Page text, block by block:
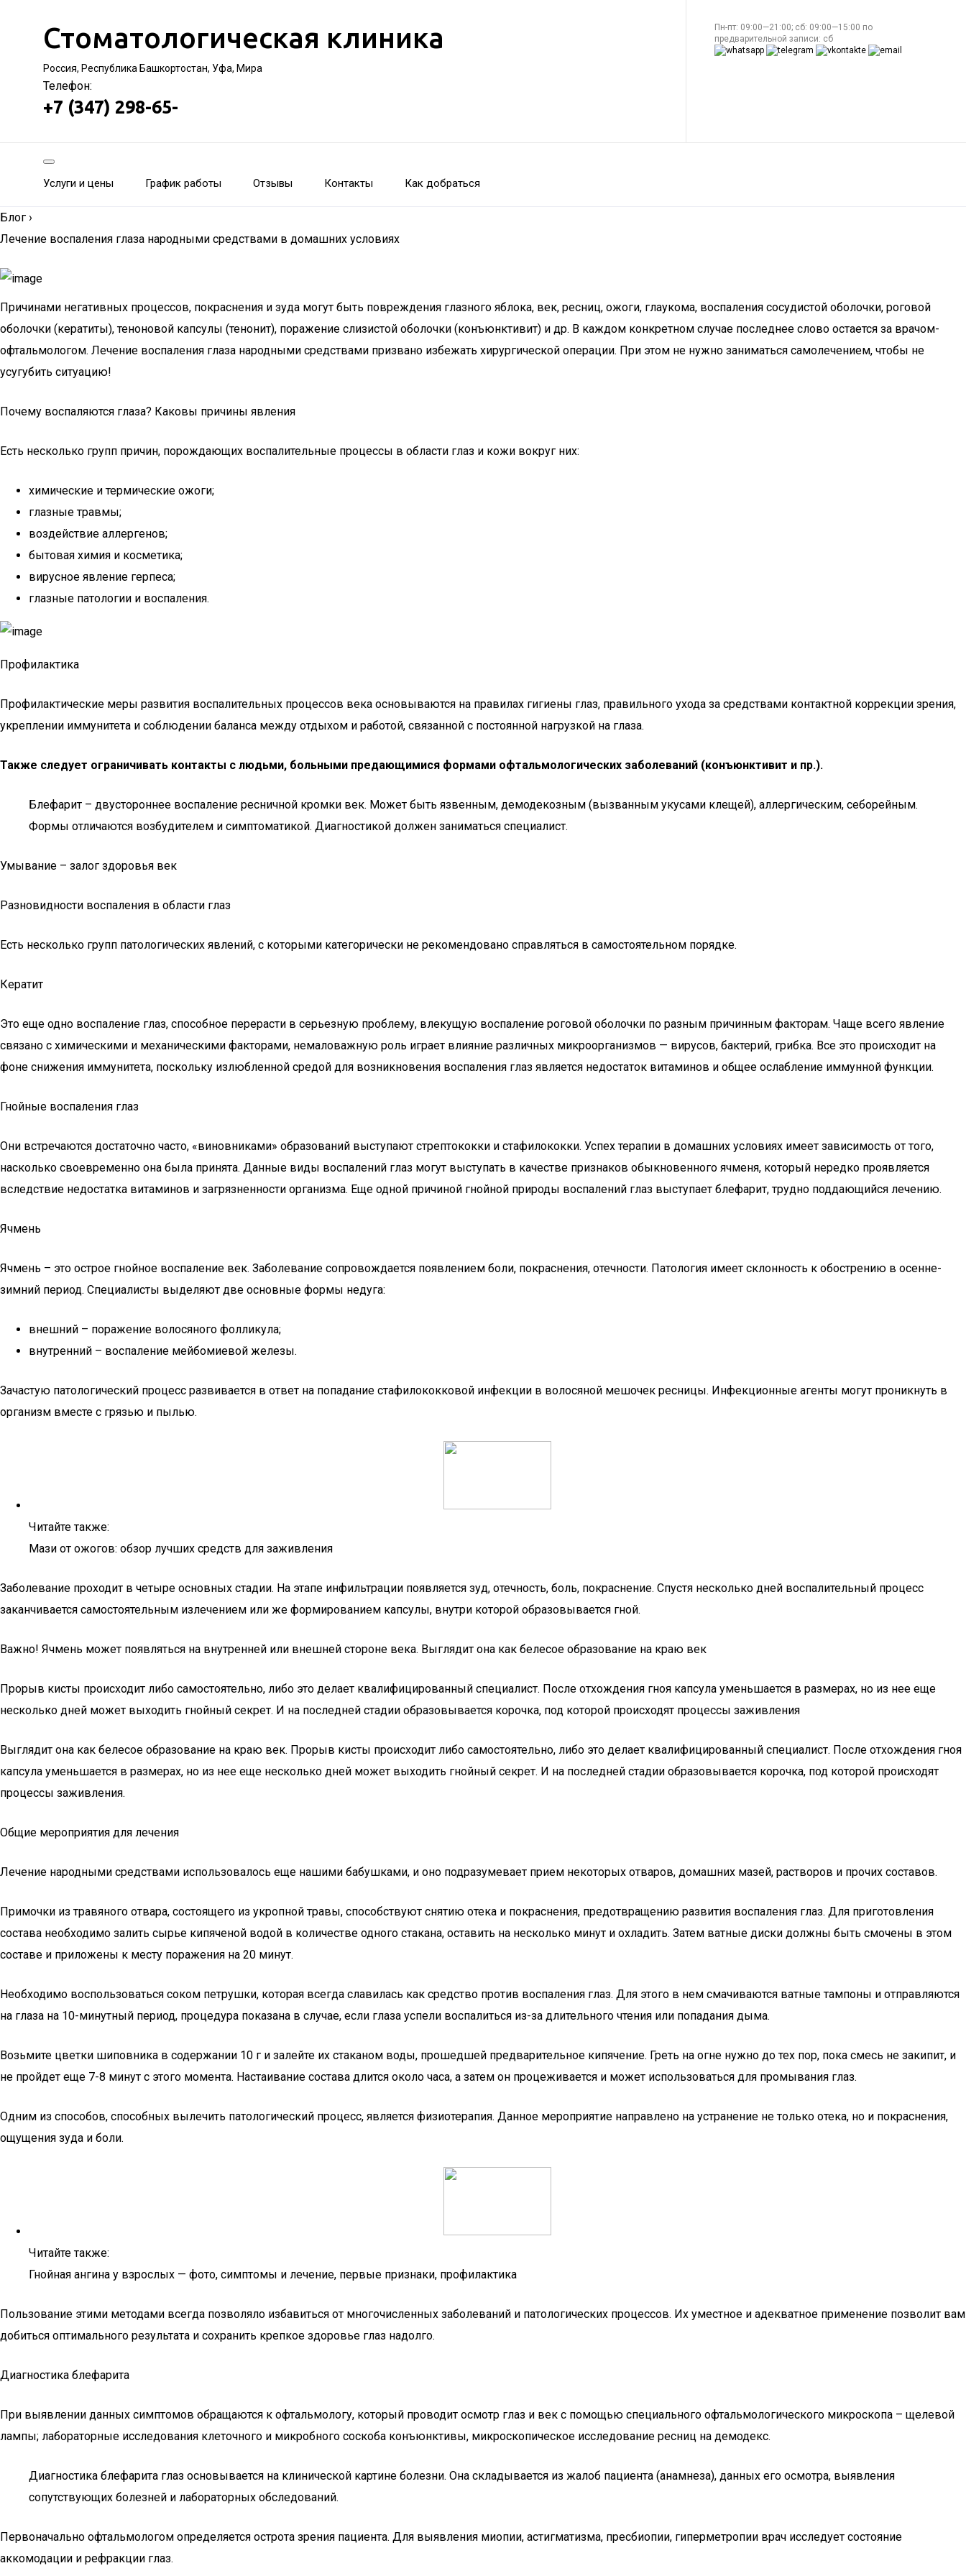
Стоматологическая клиника
Россия, Республика Башкортостан, Уфа, Мира
Телефон:
+7 (347) 298-65-
Пн-пт: 09:00—21:00; сб: 09:00—15:00 по
предварительной записи: сб
Услуги и цены График работы Отзывы Контакты Как добраться
Блог ›
Лечение воспаления глаза народными средствами в домашних условиях
Причинами негативных процессов, покраснения и зуда могут быть повреждения глазного яблока, век, ресниц, ожоги, глаукома, воспаления сосудистой оболочки, роговой
оболочки (кератиты), теноновой капсулы (тенонит), поражение слизистой оболочки (конъюнктивит) и др. В каждом конкретном случае последнее слово остается за врачом-
офтальмологом. Лечение воспаления глаза народными средствами призвано избежать хирургической операции. При этом не нужно заниматься самолечением, чтобы не
усугубить ситуацию!
Почему воспаляются глаза? Каковы причины явления
Есть несколько групп причин, порождающих воспалительные процессы в области глаз и кожи вокруг них:
химические и термические ожоги;
глазные травмы;
воздействие аллергенов;
бытовая химия и косметика;
вирусное явление герпеса;
глазные патологии и воспаления.
Профилактика
Профилактические меры развития воспалительных процессов века основываются на правилах гигиены глаз, правильного ухода за средствами контактной коррекции зрения,
укреплении иммунитета и соблюдении баланса между отдыхом и работой, связанной с постоянной нагрузкой на глаза.
Также следует ограничивать контакты с людьми, больными предающимися формами офтальмологических заболеваний (конъюнктивит и пр.).
Блефарит – двустороннее воспаление ресничной кромки век. Может быть язвенным, демодекозным (вызванным укусами клещей), аллергическим, себорейным.
Формы отличаются возбудителем и симптоматикой. Диагностикой должен заниматься специалист.
Умывание – залог здоровья век
Разновидности воспаления в области глаз
Есть несколько групп патологических явлений, с которыми категорически не рекомендовано справляться в самостоятельном порядке.
Кератит
Это еще одно воспаление глаз, способное перерасти в серьезную проблему, влекущую воспаление роговой оболочки по разным причинным факторам. Чаще всего явление
связано с химическими и механическими факторами, немаловажную роль играет влияние различных микроорганизмов — вирусов, бактерий, грибка. Все это происходит на
фоне снижения иммунитета, поскольку излюбленной средой для возникновения воспаления глаз является недостаток витаминов и общее ослабление иммунной функции.
Гнойные воспаления глаз
Они встречаются достаточно часто, «виновниками» образований выступают стрептококки и стафилококки. Успех терапии в домашних условиях имеет зависимость от того,
насколько своевременно она была принята. Данные виды воспалений глаз могут выступать в качестве признаков обыкновенного ячменя, который нередко проявляется
вследствие недостатка витаминов и загрязненности организма. Еще одной причиной гнойной природы воспалений глаз выступает блефарит, трудно поддающийся лечению.
Ячмень
Ячмень – это острое гнойное воспаление век. Заболевание сопровождается появлением боли, покраснения, отечности. Патология имеет склонность к обострению в осенне-
зимний период. Специалисты выделяют две основные формы недуга:
внешний – поражение волосяного фолликула;
внутренний – воспаление мейбомиевой железы.
Зачастую патологический процесс развивается в ответ на попадание стафилококковой инфекции в волосяной мешочек ресницы. Инфекционные агенты могут проникнуть в
организм вместе с грязью и пылью.
Читайте также:
Мази от ожогов: обзор лучших средств для заживления
Заболевание проходит в четыре основных стадии. На этапе инфильтрации появляется зуд, отечность, боль, покраснение. Спустя несколько дней воспалительный процесс
заканчивается самостоятельным излечением или же формированием капсулы, внутри которой образовывается гной.
Важно! Ячмень может появляться на внутренней или внешней стороне века. Выглядит она как белесое образование на краю век
Прорыв кисты происходит либо самостоятельно, либо это делает квалифицированный специалист. После отхождения гноя капсула уменьшается в размерах, но из нее еще
несколько дней может выходить гнойный секрет. И на последней стадии образовывается корочка, под которой происходят процессы заживления
Выглядит она как белесое образование на краю век. Прорыв кисты происходит либо самостоятельно, либо это делает квалифицированный специалист. После отхождения гноя
капсула уменьшается в размерах, но из нее еще несколько дней может выходить гнойный секрет. И на последней стадии образовывается корочка, под которой происходят
процессы заживления.
Общие мероприятия для лечения
Лечение народными средствами использовалось еще нашими бабушками, и оно подразумевает прием некоторых отваров, домашних мазей, растворов и прочих составов.
Примочки из травяного отвара, состоящего из укропной травы, способствуют снятию отека и покраснения, предотвращению развития воспаления глаз. Для приготовления
состава необходимо залить сырье кипяченой водой в количестве одного стакана, оставить на несколько минут и охладить. Затем ватные диски должны быть смочены в этом
составе и приложены к месту поражения на 20 минут.
Необходимо воспользоваться соком петрушки, которая всегда славилась как средство против воспаления глаз. Для этого в нем смачиваются ватные тампоны и отправляются
на глаза на 10-минутный период, процедура показана в случае, если глаза успели воспалиться из-за длительного чтения или попадания дыма.
Возьмите цветки шиповника в содержании 10 г и залейте их стаканом воды, прошедшей предварительное кипячение. Греть на огне нужно до тех пор, пока смесь не закипит, и
не пройдет еще 7-8 минут с этого момента. Настаивание состава длится около часа, а затем он процеживается и может использоваться для промывания глаз.
Одним из способов, способных вылечить патологический процесс, является физиотерапия. Данное мероприятие направлено на устранение не только отека, но и покраснения,
ощущения зуда и боли.
Читайте также:
Гнойная ангина у взрослых — фото, симптомы и лечение, первые признаки, профилактика
Пользование этими методами всегда позволяло избавиться от многочисленных заболеваний и патологических процессов. Их уместное и адекватное применение позволит вам
добиться оптимального результата и сохранить крепкое здоровье глаз надолго.
Диагностика блефарита
При выявлении данных симптомов обращаются к офтальмологу, который проводит осмотр глаз и век с помощью специального офтальмологического микроскопа – щелевой
лампы; лабораторные исследования клеточного и микробного соскоба конъюнктивы, микроскопическое исследование ресниц на демодекс.
Диагностика блефарита глаз основывается на клинической картине болезни. Она складывается из жалоб пациента (анамнеза), данных его осмотра, выявления
сопутствующих болезней и лабораторных обследований.
Первоначально офтальмологом определяется острота зрения пациента. Для выявления миопии, астигматизма, пресбиопии, гиперметропии врач исследует состояние
аккомодации и рефракции глаз.